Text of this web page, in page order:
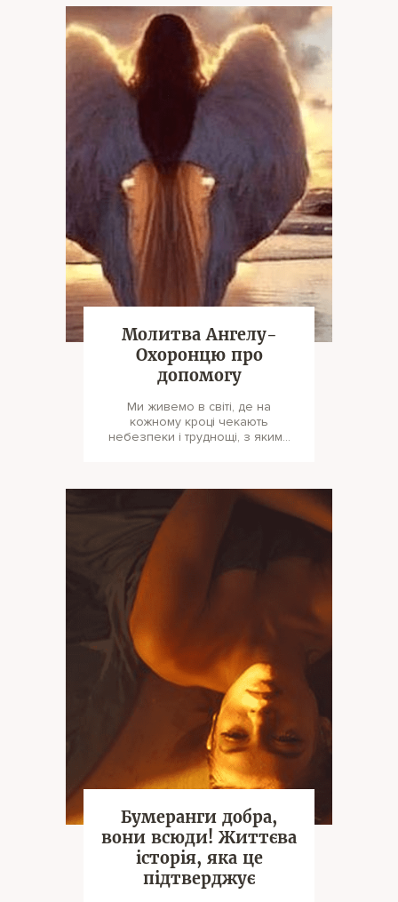
Молитва Ангелу-
Охоронцю про
допомогу
Ми живемо в світі, де на
кожному кроці чекають
небезпеки і труднощі, з якими
Бумеранги добра,
вони всюди! Життєва
історія, яка це
підтверджує